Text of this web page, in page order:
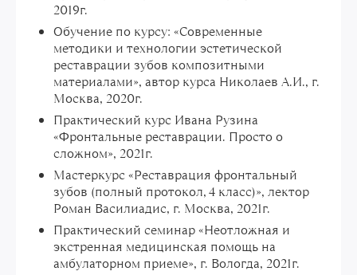
2019г.
Обучение по курсу: «Современные
методики и технологии эстетической
реставрации зубов композитными
материалами», автор курса Николаев А.И., г.
Москва, 2020г.
Практический курс Ивана Рузина
«Фронтальные реставрации. Просто о
сложном», 2021г.
Мастеркурс «Реставрация фронтальный
зубов (полный протокол, 4 класс)», лектор
Роман Василиадис, г. Москва, 2021г.
Практический семинар «Неотложная и
экстренная медицинская помощь на
амбулаторном приеме», г. Вологда, 2021г.